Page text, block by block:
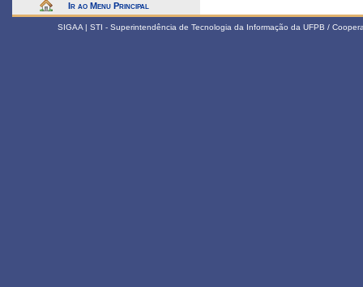
Ir ao Menu Principal
SIGAA | STI - Superintendência de Tecnologia da Informação da UFPB /